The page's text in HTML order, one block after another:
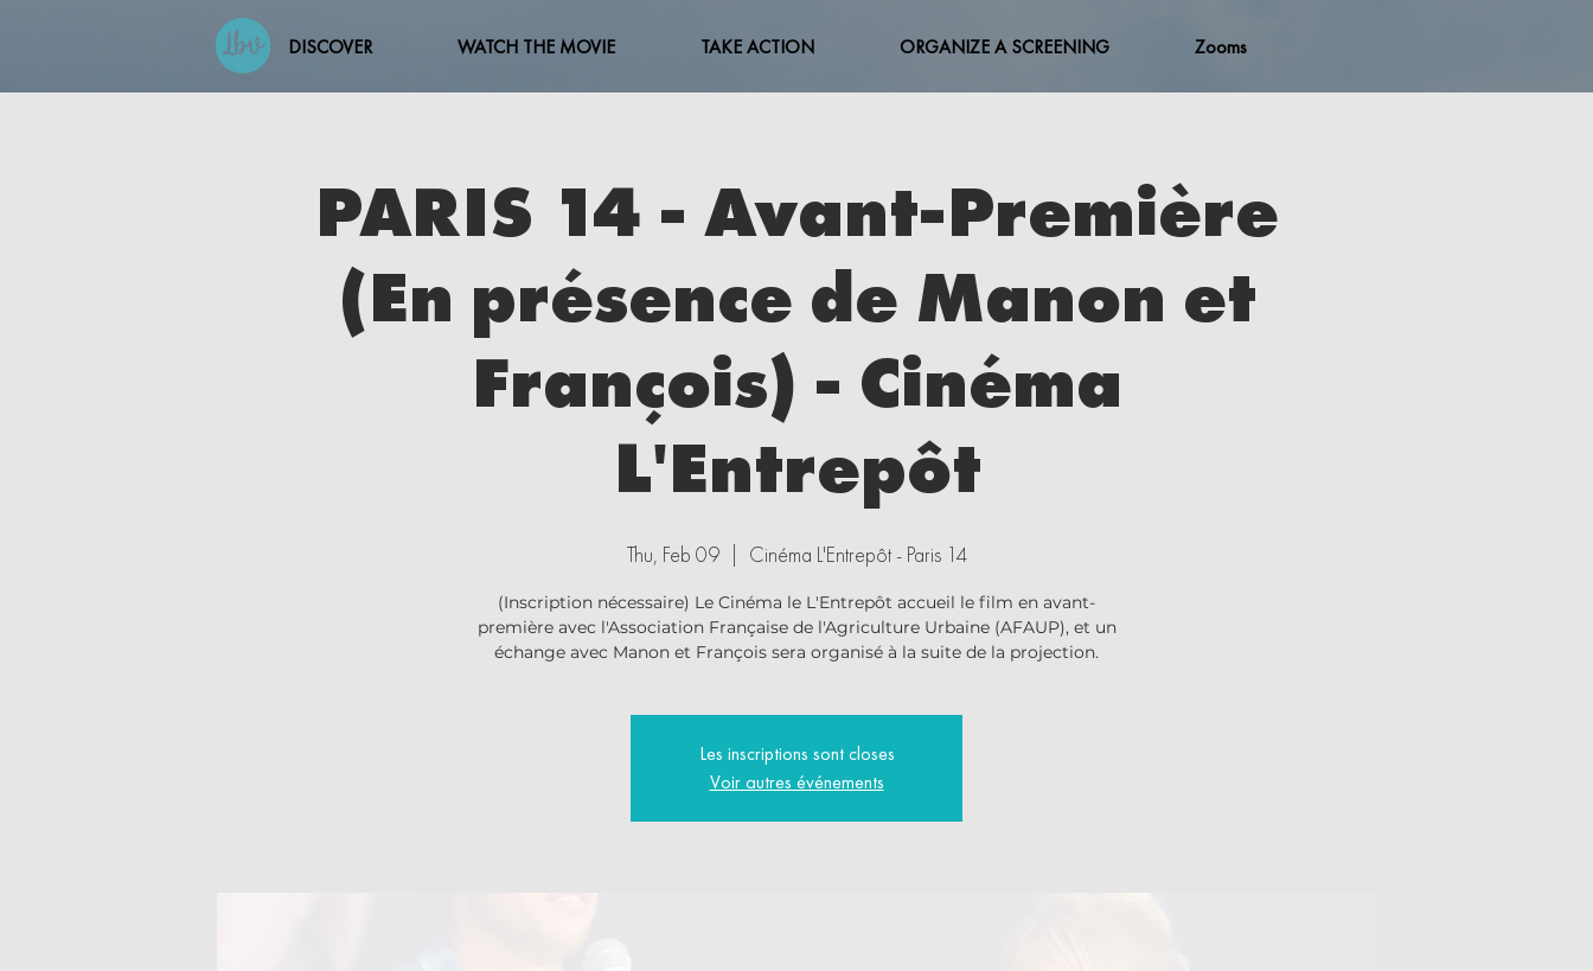
DISCOVER WATCH THE MOVIE TAKE ACTION ORGANIZE A SCREENING Zooms
PARIS 14 - Avant-Première
(En présence de Manon et
François) - Cinéma
L'Entrepôt
Thu, Feb 09
  |
Cinéma L'Entrepôt - Paris 14
(Inscription nécessaire) Le Cinéma le L'Entrepôt accueil le film en avant-
première avec l'Association Française de l'Agriculture Urbaine (AFAUP), et un
échange avec Manon et François sera organisé à la suite de la projection.
Les inscriptions sont closes
Voir autres événements